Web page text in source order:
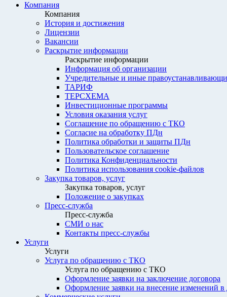
Компания
Компания
История и достижения
Лицензии
Вакансии
Раскрытие информации
Раскрытие информации
Информация об организации
Учредительные и иные
ТАРИФ
ТЕРСХЕМА
Инвестиционные программы
Условия оказания услуг
Соглашение по обращению с ТКО
Согласие на обработку ПДн
Политика обработки и защиты ПДн
Пользовательское соглашение
Политика Конфиденциальности
Политика использования cookie-файлов
Закупка товаров, услуг
Закупка товаров, услуг
Положение о закупках
Пресс-служба
Пресс-служба
СМИ о нас
Контакты пресс-службы
Услуги
Услуги
Услуга по обращению с ТКО
Услуга по обращению с ТКО
Оформление заявки на заключение договора
Оформление заявки на внесение изменений в